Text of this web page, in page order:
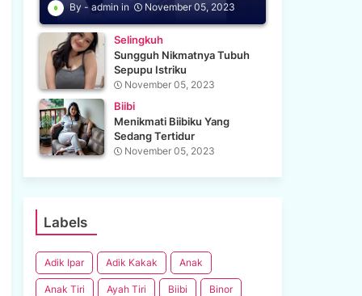
admin November 05, 2023
Selingkuh
Sungguh Nikmatnya Tubuh
Sepupu Istriku
November 05, 2023
Biibi
Menikmati Biibiku Yang
Sedang Tertidur
November 05, 2023
Labels
Adik Ipar Adik Kakak Anak
Anak Tiri Ayah Tiri Biibi Binor